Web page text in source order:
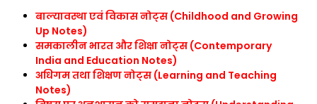
बाल्यावस्था एवं विकास नोट्स (Childhood and Growing
Up Notes)
समकालीन भारत और शिक्षा नोट्स (Contemporary
India and Education Notes)
अधिगम तथा शिक्षण नोट्स (Learning and Teaching
Notes)